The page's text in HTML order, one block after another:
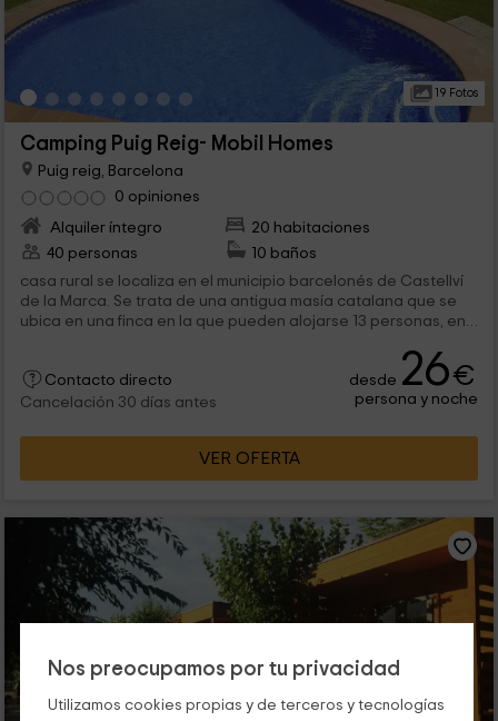
Nos preocupamos por tu privacidad
Utilizamos cookies propias y de terceros y tecnologías
19 Fotos
Camping Puig Reig- Mobil Homes
Puig reig, Barcelona
0 opiniones
Alquiler íntegro
20 habitaciones
40 personas
10 baños
casa rural se localiza en el municipio barcelonés de Castellví
de la Marca. Se trata de una antigua masía catalana que se
ubica en una finca en la que pueden alojarse 13 personas, en
Contacto directo
Cancelación 30 días antes
desde 26€
persona y noche
VER OFERTA